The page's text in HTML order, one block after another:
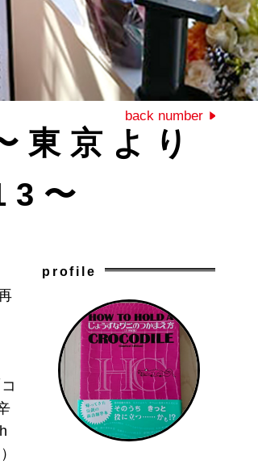
back number
京より
〜
profile